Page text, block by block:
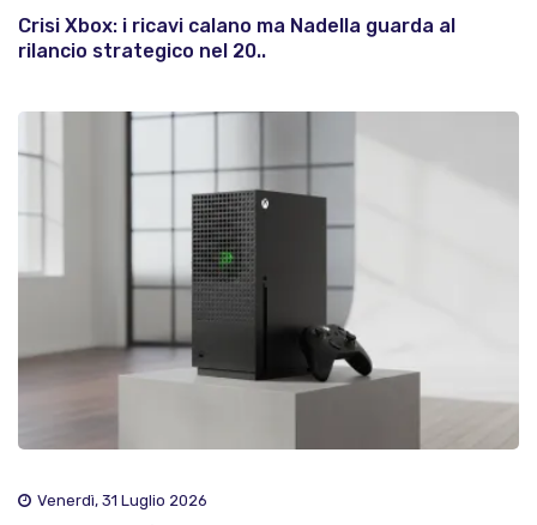
Crisi Xbox: i ricavi calano ma Nadella guarda al
rilancio strategico nel 20..
Venerdì, 31 Luglio 2026